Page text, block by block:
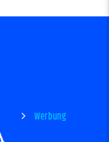
Werbung